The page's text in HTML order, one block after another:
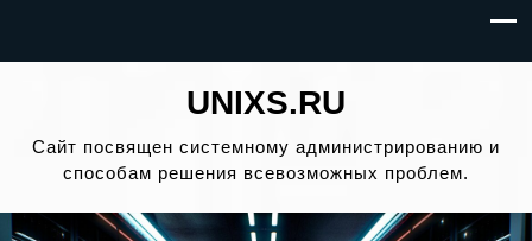
UNIXS.RU
Сайт посвящен системному администрированию и
способам решения всевозможных проблем.